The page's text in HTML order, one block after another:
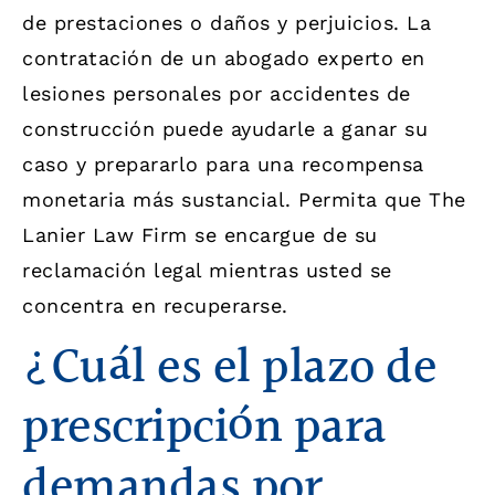
de prestaciones o daños y perjuicios. La
contratación de un abogado experto en
lesiones personales por accidentes de
construcción puede ayudarle a ganar su
caso y prepararlo para una recompensa
monetaria más sustancial. Permita que The
Lanier Law Firm se encargue de su
reclamación legal mientras usted se
concentra en recuperarse.
¿Cuál es el plazo de
prescripción para